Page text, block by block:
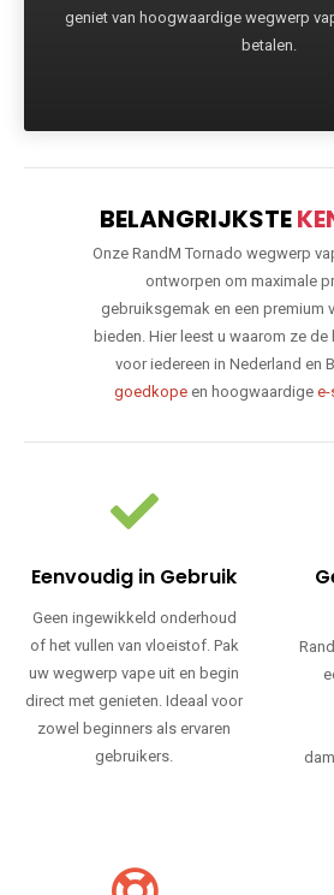
geniet van hoogwaardige wegwerp
betalen.
BELANGRIJKSTE
Onze RandM Tornado wegwerp
ontworpen om maximale
gebruiksgemak en een premium
bieden. Hier leest u waarom ze
voor iedereen in Nederland en
goedkopeen hoogwaardige e-
Eenvoudig in Gebruik
Geen ingewikkeld onderhoud
of het vullen van vloeistof. Pak
uw wegwerp vape uit en begin
direct met genieten. Ideaal voor
zowel beginners als ervaren
gebruikers.